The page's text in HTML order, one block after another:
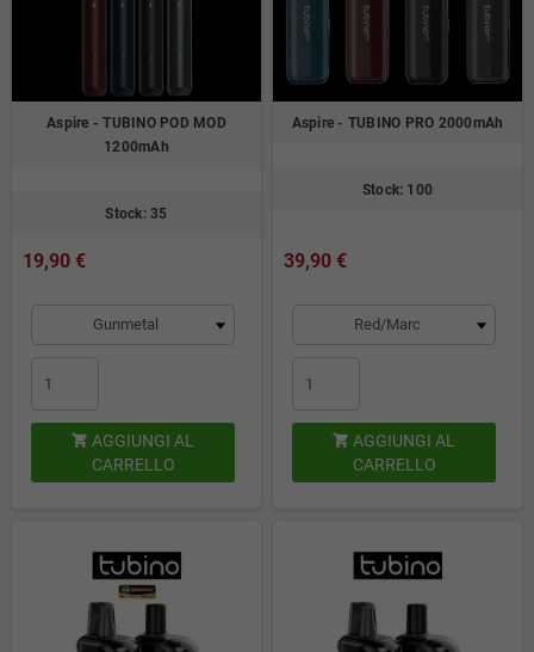
Aspire - TUBINO POD MOD
1200mAh
Stock: 35
19,90 €
 AGGIUNGI AL
CARRELLO
Aspire - TUBINO PRO 2000mAh
Stock: 100
39,90 €
 AGGIUNGI AL
CARRELLO